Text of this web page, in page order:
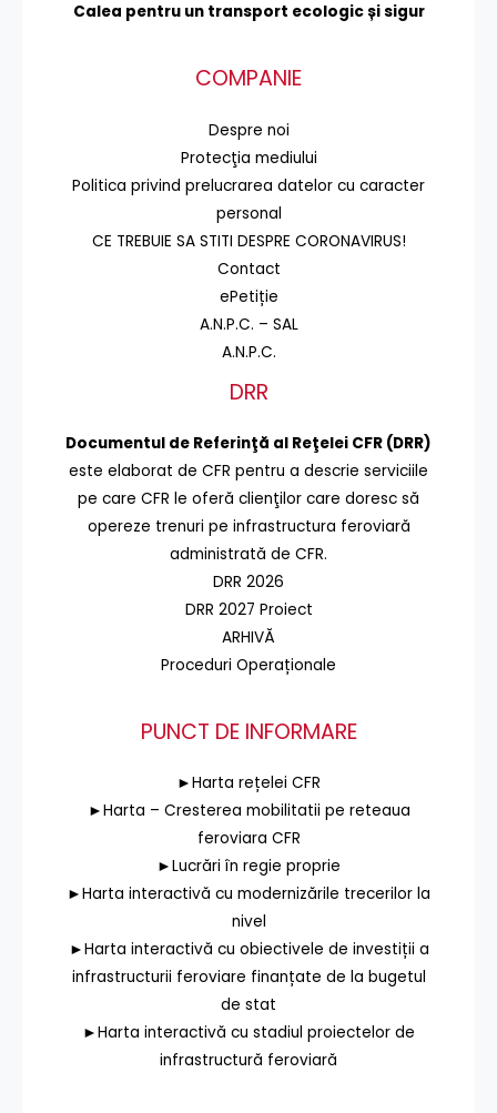
Calea pentru un transport ecologic și sigur
COMPANIE
Despre noi
Protecţia mediului
Politica privind prelucrarea datelor cu caracter
personal
CE TREBUIE SA STITI DESPRE CORONAVIRUS!
Contact
ePetiție
A.N.P.C. – SAL
A.N.P.C.
DRR
Documentul de Referinţă al Reţelei CFR (DRR)
este elaborat de CFR pentru a descrie serviciile
pe care CFR le oferă clienţilor care doresc să
opereze trenuri pe infrastructura feroviară
administrată de CFR.
DRR 2026
DRR 2027 Proiect
ARHIVĂ
Proceduri Operaționale
PUNCT DE INFORMARE
►Harta rețelei CFR
►Harta – Cresterea mobilitatii pe reteaua
feroviara CFR
►Lucrări în regie proprie
►Harta interactivă cu modernizările trecerilor la
nivel
►Harta interactivă cu obiectivele de investiții a
infrastructurii feroviare finanțate de la bugetul
de stat
►Harta interactivă cu stadiul proiectelor de
infrastructură feroviară